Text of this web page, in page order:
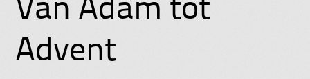
Van Adam tot
Advent